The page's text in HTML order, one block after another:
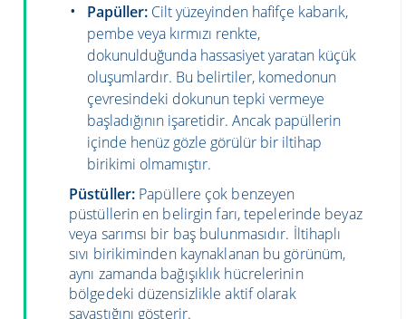
Papüller: Cilt yüzeyinden hafifçe kabarık,
pembe veya kırmızı renkte,
dokunulduğunda hassasiyet yaratan küçük
oluşumlardır. Bu belirtiler, komedonun
çevresindeki dokunun tepki vermeye
başladığının işaretidir. Ancak papüllerin
içinde henüz gözle görülür bir iltihap
birikimi olmamıştır.
Püstüller: Papüllere çok benzeyen
püstüllerin en belirgin farı, tepelerinde beyaz
veya sarımsı bir baş bulunmasıdır. İltihaplı
sıvı birikiminden kaynaklanan bu görünüm,
aynı zamanda bağışıklık hücrelerinin
bölgedeki düzensizlikle aktif olarak
savaştığını gösterir.